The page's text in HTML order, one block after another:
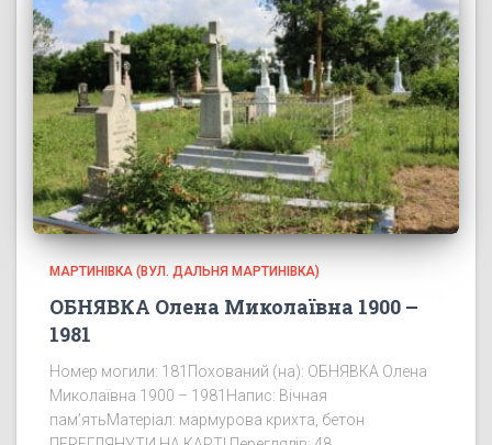
МАРТИНІВКА (ВУЛ. ДАЛЬНЯ МАРТИНІВКА)
ОБНЯВКА Олена Миколаївна 1900 –
1981
Номер могили: 181Похований (на): ОБНЯВКА Олена
Миколаївна 1900 – 1981Напис: Вічная
пам’ятьМатеріал: мармурова крихта, бетон